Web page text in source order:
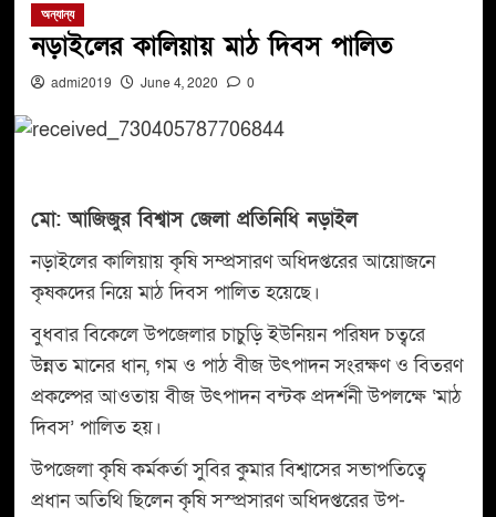
অন্যান্য
নড়াইলের কালিয়ায় মাঠ দিবস পালিত
admi2019 June 4, 2020 0
মো: অাজিজুর বিশ্বাস জেলা প্রতিনিধি নড়াইল
নড়াইলের কালিয়ায় কৃষি সম্প্রসারণ অধিদপ্তরের আয়োজনে
কৃষকদের নিয়ে মাঠ দিবস পালিত হয়েছে।
বুধবার বিকেলে উপজেলার চাচুড়ি ইউনিয়ন পরিষদ চত্বরে
উন্নত মানের ধান, গম ও পাঠ বীজ উৎপাদন সংরক্ষণ ও বিতরণ
প্রকল্পের আওতায় বীজ উৎপাদন বন্টক প্রদর্শনী উপলক্ষে ‘মাঠ
দিবস’ পালিত হয়।
উপজেলা কৃষি কর্মকর্তা সুবির কুমার বিশ্বাসের সভাপতিত্বে
প্রধান অতিথি ছিলেন কৃষি সস্প্রসারণ অধিদপ্তরের উপ-